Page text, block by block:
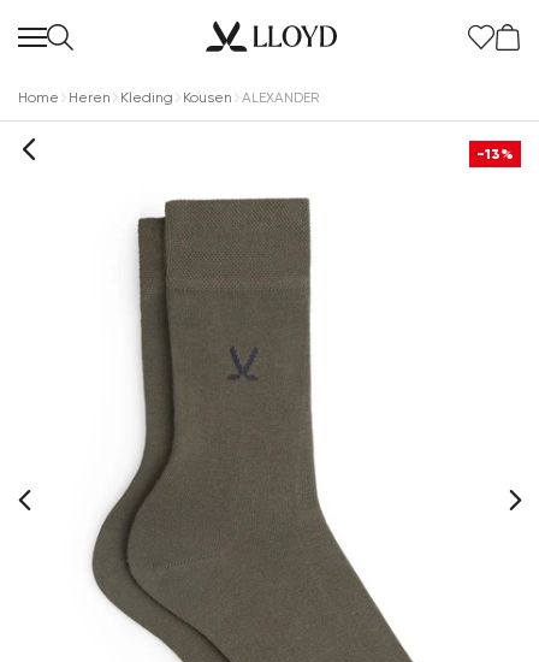
Home Heren Kleding Kousen ALEXANDER
-13%